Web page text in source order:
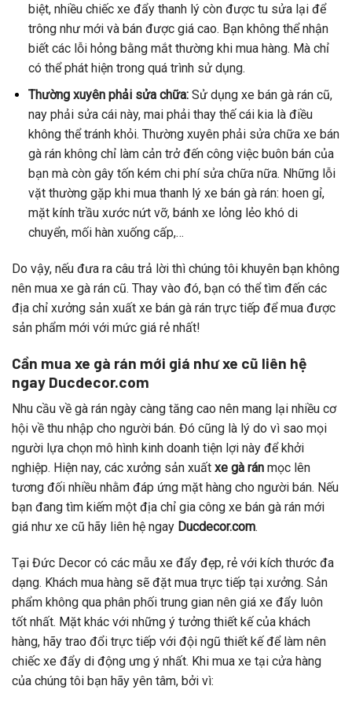
biệt, nhiều chiếc xe đẩy thanh lý còn được tu sửa lại để
trông như mới và bán được giá cao. Bạn không thể nhận
biết các lỗi hỏng bằng mắt thường khi mua hàng. Mà chỉ
có thể phát hiện trong quá trình sử dụng.
Thường xuyên phải sửa chữa: Sử dụng xe bán gà rán cũ,
nay phải sửa cái này, mai phải thay thế cái kia là điều
không thể tránh khỏi. Thường xuyên phải sửa chữa xe bán
gà rán không chỉ làm cản trở đến công việc buôn bán của
bạn mà còn gây tốn kém chi phí sửa chữa nữa. Những lỗi
vặt thường gặp khi mua thanh lý xe bán gà rán: hoen gỉ,
mặt kính trầu xước nứt vỡ, bánh xe lỏng lẻo khó di
chuyển, mối hàn xuống cấp,…
Do vậy, nếu đưa ra câu trả lời thì chúng tôi khuyên bạn không
nên mua xe gà rán cũ. Thay vào đó, bạn có thể tìm đến các
địa chỉ xưởng sản xuất xe bán gà rán trực tiếp để mua được
sản phẩm mới với mức giá rẻ nhất!
Cần mua xe gà rán mới giá như xe cũ liên hệ
ngay Ducdecor.com
Nhu cầu về gà rán ngày càng tăng cao nên mang lại nhiều cơ
hội về thu nhập cho người bán. Đó cũng là lý do vì sao mọi
người lựa chọn mô hình kinh doanh tiện lợi này để khởi
nghiệp. Hiện nay, các xưởng sản xuất xe gà rán mọc lên
tương đối nhiều nhằm đáp ứng mặt hàng cho người bán. Nếu
bạn đang tìm kiếm một địa chỉ gia công xe bán gà rán mới
giá như xe cũ hãy liên hệ ngay Ducdecor.com.
Tại Đức Decor có các mẫu xe đẩy đẹp, rẻ với kích thước đa
dạng. Khách mua hàng sẽ đặt mua trực tiếp tại xưởng. Sản
phẩm không qua phân phối trung gian nên giá xe đẩy luôn
tốt nhất. Mặt khác với những ý tưởng thiết kế của khách
hàng, hãy trao đổi trực tiếp với đội ngũ thiết kế để làm nên
chiếc xe đẩy di động ưng ý nhất. Khi mua xe tại cửa hàng
của chúng tôi bạn hãy yên tâm, bởi vì: